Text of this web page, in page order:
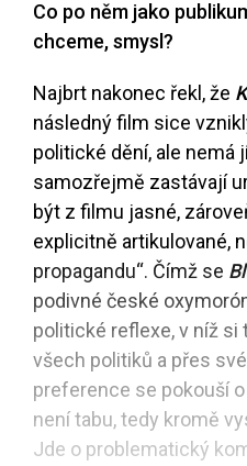
Co po něm jako
chceme, smysl?
Najbrt nakonec řekl, že
následný film sice
politické dění, ale nemá
samozřejmě zastávají
být z filmu jasné,
explicitně artikulované,
propagandu“. Čímž se
podivné české
politické reflexe, v níž si
všech politiků a přes
preference se pokouší
není tabu, tedy kromě
Jde o problematický